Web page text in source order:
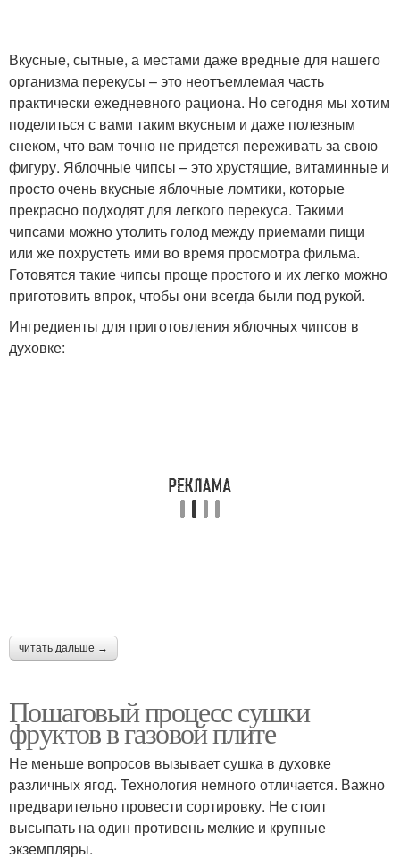
Вкусные, сытные, а местами даже вредные для нашего
организма перекусы – это неотъемлемая часть
практически ежедневного рациона. Но сегодня мы хотим
поделиться с вами таким вкусным и даже полезным
снеком, что вам точно не придется переживать за свою
фигуру. Яблочные чипсы – это хрустящие, витаминные и
просто очень вкусные яблочные ломтики, которые
прекрасно подходят для легкого перекуса. Такими
чипсами можно утолить голод между приемами пищи
или же похрустеть ими во время просмотра фильма.
Готовятся такие чипсы проще простого и их легко можно
приготовить впрок, чтобы они всегда были под рукой.
Ингредиенты для приготовления яблочных чипсов в
духовке:
читать дальше →
Пошаговый процесс сушки
фруктов в газовой плите
Не меньше вопросов вызывает сушка в духовке
различных ягод. Технология немного отличается. Важно
предварительно провести сортировку. Не стоит
высыпать на один противень мелкие и крупные
экземпляры.